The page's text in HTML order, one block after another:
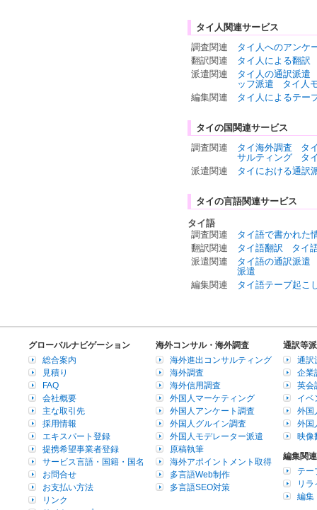
タイ人関連サービス
調査関連
タイ人へのアンケ
翻訳関連
タイ人による翻訳
派遣関連
タイ人の通訳派遣
ッフ派遣
タイ人
編集関連
タイ人によるテー
タイの国関連サービス
調査関連
タイ海外調査
タ
サルティング
タ
派遣関連
タイにおける通訳
タイの言語関連サービス
タイ語
調査関連
タイ語で書かれた
翻訳関連
タイ語翻訳
タイ
派遣関連
タイ語の通訳派遣
派遣
編集関連
タイ語テープ起こ
グローバルナビゲーション
総合案内
見積り
FAQ
会社概要
主な取引先
採用情報
エキスパート登録
提携希望事業者登録
サービス言語・国籍・国名
お問合せ
お支払い方法
リンク
海外コンサル・海外調査
海外進出コンサルティング
海外調査
海外信用調査
外国人マーケティング
外国人アンケート調査
外国人グルイン調査
外国人モデレーター派遣
原稿執筆
海外アポイントメント取得
多言語Web制作
多言語SEO対策
通訳等
通訳
企業
英会
イベ
外国
外国
映像
編集関連
テー
リラ
編集